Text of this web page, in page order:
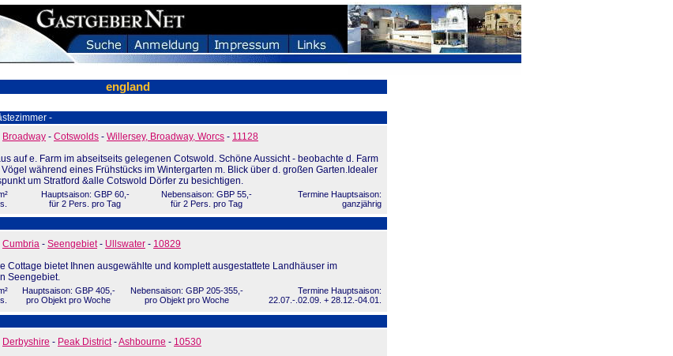
england
-
Broadway - Cotswolds - Willersey, Broadway, Worcs - 11128
auf e. Farm im abseitseits gelegenen Cotswold. Schöne Aussicht - beobachte d. Farm
während eines Frühstücks im Wintergarten m. Blick über d. großen Garten.Idealer
um Stratford &alle Cotswold Dörfer zu besichtigen.
Hauptsaison: GBP 60,-
für 2 Pers. pro Tag
Nebensaison: GBP 55,-
für 2 Pers. pro Tag
Termine Hauptsaison:
ganzjährig
Cumbria - Seengebiet- Ullswater - 10829
Cottage bietet Ihnen ausgewählte und komplett ausgestattete Landhäuser im
Seengebiet.
Hauptsaison: GBP 405,-
pro Objekt pro Woche
Nebensaison: GBP 205-355,-
pro Objekt pro Woche
Termine Hauptsaison:
22.07.-.02.09. + 28.12.-04.01.
Derbyshire - Peak District-Ashbourne - 10530